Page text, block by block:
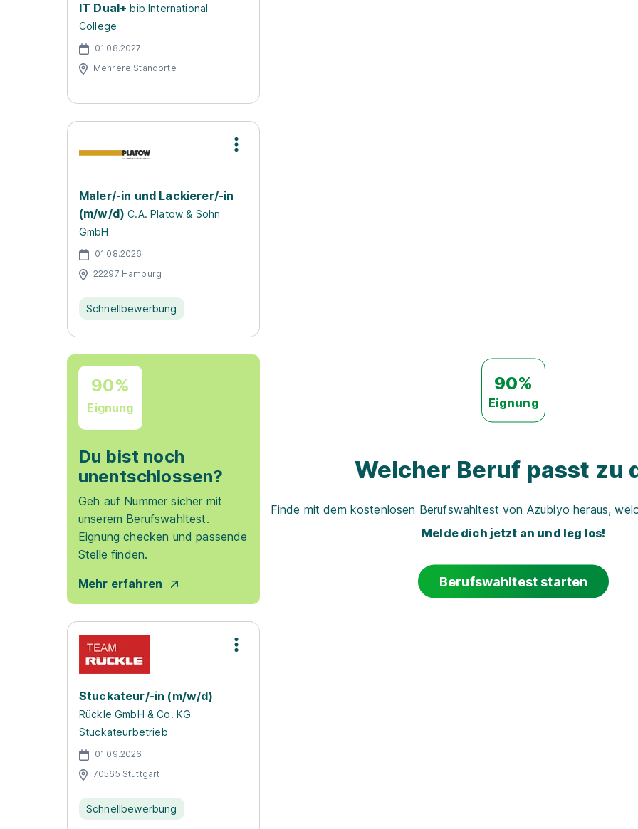
IT Dual+ bib International
College
01.08.2027
Mehrere Standorte
Maler/-in und Lackierer/-in
(m/w/d) C.A. Platow & Sohn
GmbH
01.08.2026
22297 Hamburg
Schnellbewerbung
90%
Eignung
Du bist noch
unentschlossen?
Geh auf Nummer sicher mit
unserem Berufswahltest.
Eignung checken und passende
Stelle finden.
Mehr erfahren
Stuckateur/-in (m/w/d)
Rückle GmbH & Co. KG
Stuckateurbetrieb
01.09.2026
70565 Stuttgart
Schnellbewerbung
90%
Eignung
Welcher Beruf passt zu
Finde mit dem kostenlosen Berufswahltest von Azubiyo heraus,
Melde dich jetzt an und leg los!
Berufswahltest starten